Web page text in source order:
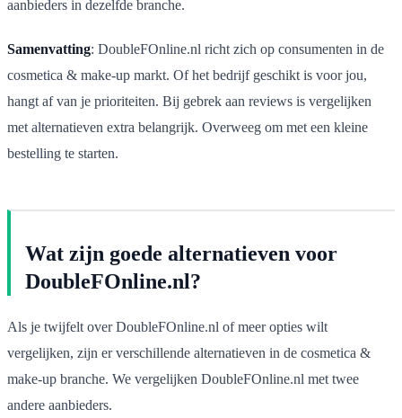
aanbieders in dezelfde branche.
Samenvatting: DoubleFOnline.nl richt zich op consumenten in de
cosmetica & make-up markt. Of het bedrijf geschikt is voor jou,
hangt af van je prioriteiten. Bij gebrek aan reviews is vergelijken
met alternatieven extra belangrijk. Overweeg om met een kleine
bestelling te starten.
Wat zijn goede alternatieven voor
DoubleFOnline.nl?
Als je twijfelt over DoubleFOnline.nl of meer opties wilt
vergelijken, zijn er verschillende alternatieven in de cosmetica &
make-up branche. We vergelijken DoubleFOnline.nl met twee
andere aanbieders.